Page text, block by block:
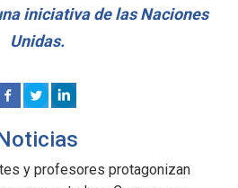
iniciativa de las Naciones
Unidas.
y profesores protagonizan